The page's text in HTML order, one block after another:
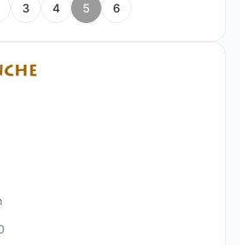
3 4 5 6